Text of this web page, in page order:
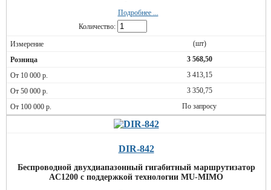
Подробнее ...
Количество:
(шт)
3 568,50
3 413,15
3 350,75
По запросу
DIR-842
Беспроводной двухдиапазонный гигабитный маршрутизатор
AC1200 с поддержкой технологии MU-MIMO